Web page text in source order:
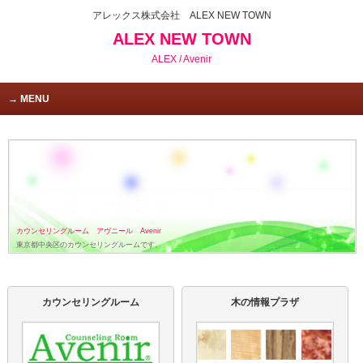
アレックス株式会社 ALEX NEW TOWN
ALEX NEW TOWN
ALEX / Avenir
MENU
カウンセリングルーム アヴニール Avenir
東京都中央区のカウンセリングルームです。
カウンセリングルーム 木の情報プラザ